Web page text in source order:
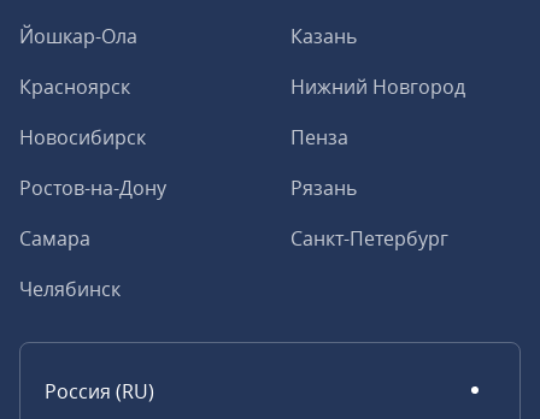
Йошкар-Ола
Казань
Красноярск
Нижний Новгород
Новосибирск
Пенза
Ростов-на-Дону
Рязань
Самара
Санкт-Петербург
Челябинск
Россия (RU)